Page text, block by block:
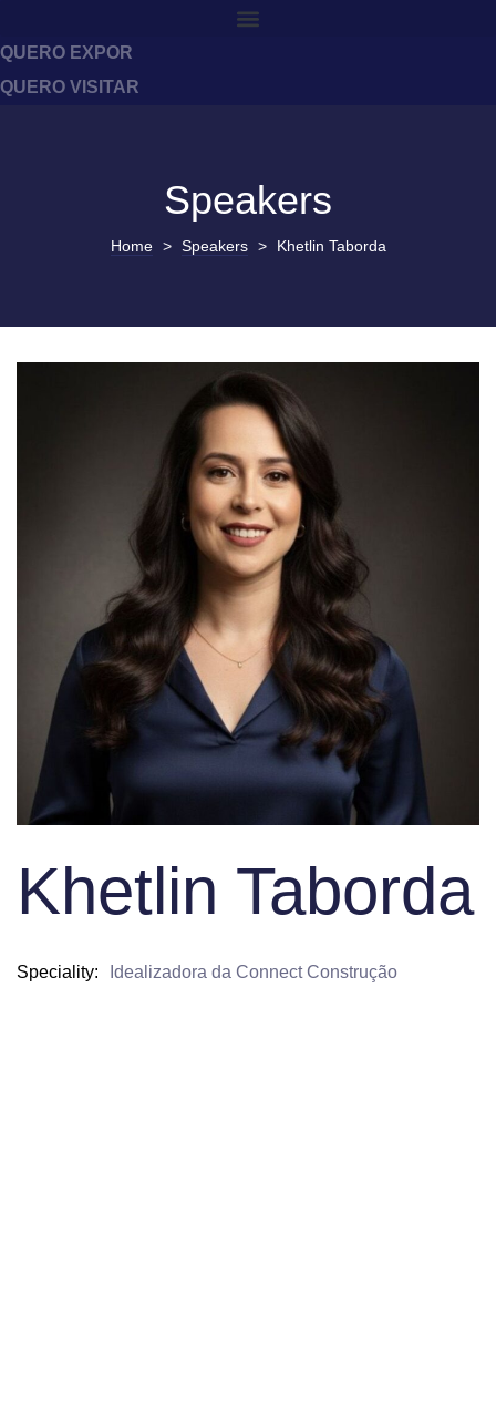
QUERO EXPOR
QUERO VISITAR
Speakers
Home > Speakers > Khetlin Taborda
Khetlin Taborda
Speciality Idealizadora da Connect Construção